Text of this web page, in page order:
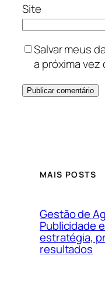
Site
Salvar meus
a próxima vez
MAIS POSTS
Gestão de
Publicidade
estratégia,
resultados